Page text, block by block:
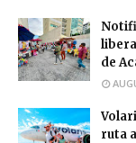
de
ruta